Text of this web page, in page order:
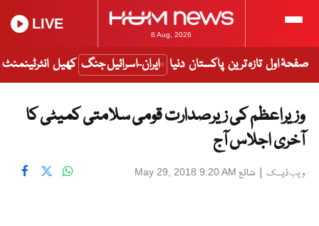
8 Aug, 2026
LIVE
صفحۂ اول تازہ ترین پاکستان دنیا ایران-اسرائیل جنگ کھیل انٹرٹینمنٹ
وزیراعظم کی زیرصدارت قومی سلامتی کمیٹی کا
آخری اجلاس آج
ویب ڈیسک | شائع May 29, 2018 9:20 AM